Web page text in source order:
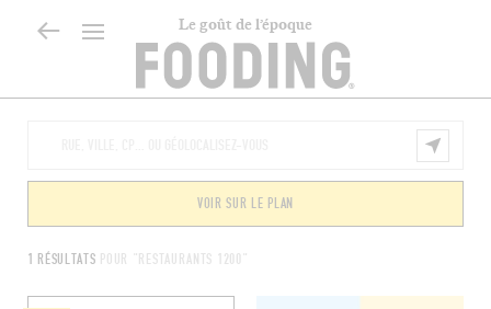
Le goût de l’époque
1 RÉSULTATS POUR "RESTAURANTS 1200"
VOIR SUR LE PLAN